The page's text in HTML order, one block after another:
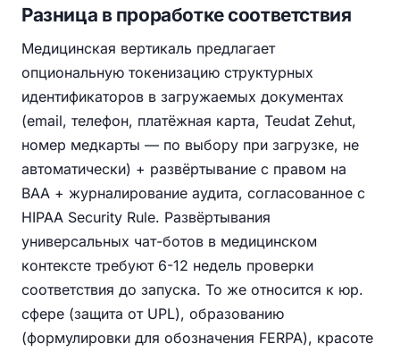
Разница в проработке соответствия
Медицинская вертикаль предлагает
опциональную токенизацию структурных
идентификаторов в загружаемых документах
(email, телефон, платёжная карта, Teudat Zehut,
номер медкарты — по выбору при загрузке, не
автоматически) + развёртывание с правом на
BAA + журналирование аудита, согласованное с
HIPAA Security Rule. Развёртывания
универсальных чат-ботов в медицинском
контексте требуют 6-12 недель проверки
соответствия до запуска. То же относится к юр.
сфере (защита от UPL), образованию
(формулировки для обозначения FERPA), красоте